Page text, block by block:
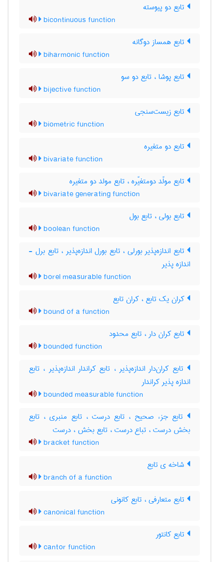
تابع دو پیوسته
bicontinuous function
تابع همساز دوگانه
biharmonic function
تابع پوشا ، تابع دو سو
bijective function
تابع زیست‌سنجی
biometric function
تابع دو متغیره
bivariate function
تابع مولّد دومتغیّره ، تابع مولد دو متغیره
bivariate generating function
تابع بولی ، تابع بول
boolean function
تابع اندازه‌پذیر بورلی ، تابع بورل اندازه‌پذیر ، تابع برل -
اندازه پذیر
borel measurable function
کران یک تابع ، کران تابع
bound of a function
تابع کران دار ، تابع محدود
bounded function
تابع کران‌دار اندازه‌پذیر ، تابع کراندار اندازه‌پذیر ، تابع
اندازه پذیر کراندار
bounded measurable function
تابع جزء صحیح ، تابع درست ، تابع منبری ، تابع
بخش درست ، تباع درست ، تابع بخش ، درست
bracket function
شاخه ی تابع
branch of a function
تابع متعارفی ، تابع کانونی
canonical function
تابع کانتور
cantor function